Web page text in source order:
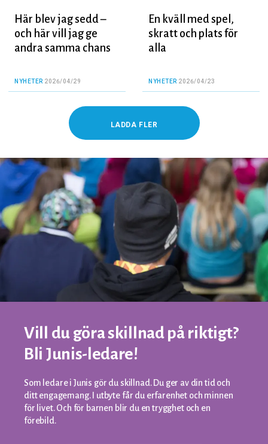
Här blev jag sedd –
och här vill jag ge
andra samma chans
NYHETER 2026/04/29
En kväll med spel,
skratt och plats för
alla
NYHETER 2026/04/23
LADDA FLER
Vill du göra skillnad på riktigt?
Bli Junis-ledare!
Som ledare i Junis gör du skillnad. Du ger av din tid och
ditt engagemang. I utbyte får du erfarenhet och minnen
för livet. Och för barnen blir du en trygghet och en
förebild.